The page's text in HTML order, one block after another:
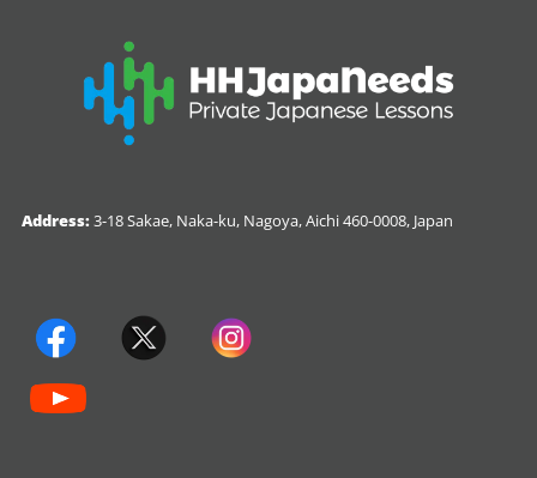
Address:3-18 Sakae, Naka-ku, Nagoya, Aichi 460-0008, Japan